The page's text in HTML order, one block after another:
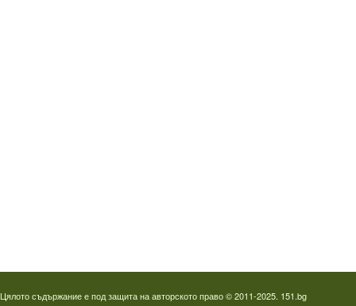
Цялото съдържание е под защита на авторското право © 2011-2025. 151.bg